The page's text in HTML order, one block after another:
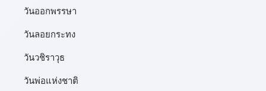
วันออกพรรษา
วันลอยกระทง
วันวชิราวุธ
วันพ่อแห่งชาติ